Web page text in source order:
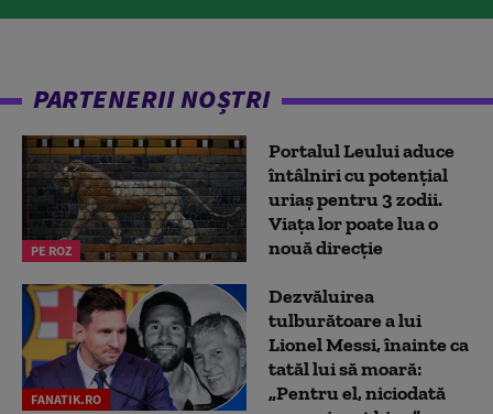
PARTENERII NOȘTRI
PE ROZ
Portalul Leului aduce
întâlniri cu potențial
uriaș pentru 3 zodii.
Viața lor poate lua o
nouă direcție
FANATIK.RO
Dezvăluirea
tulburătoare a lui
Lionel Messi, înainte ca
tatăl lui să moară:
„Pentru el, niciodată